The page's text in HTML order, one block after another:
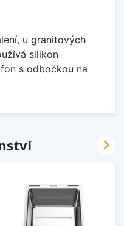
u granitových
silikon
s odbočkou na
